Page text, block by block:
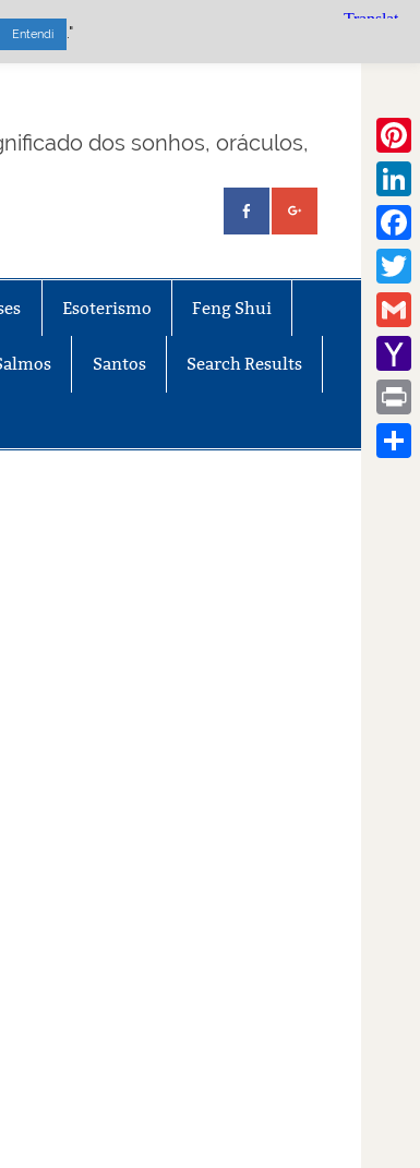
dos sonhos, oráculos,
Esoterismo Feng Shui
Santos Search Results
Gmail
Mail
Print
Entendi ."